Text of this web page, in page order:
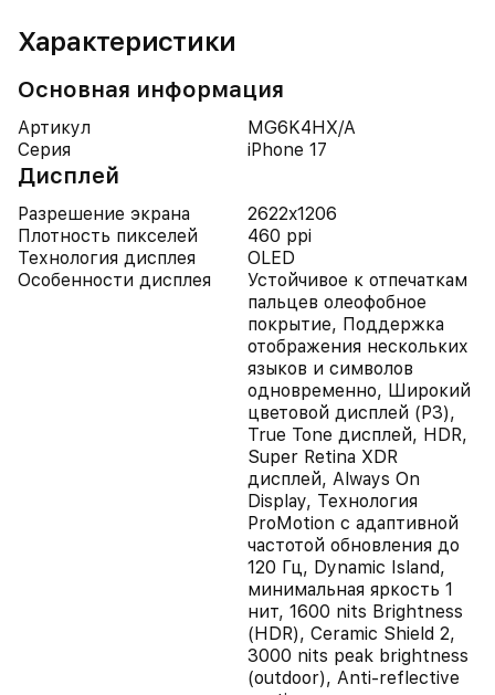
Характеристики
Основная информация
Артикул
MG6K4HX/A
Серия
iPhone 17
Дисплей
Разрешение экрана
2622x1206
Плотность пикселей
460 ppi
Технология дисплея
OLED
Особенности дисплея
Устойчивое к отпечаткам
пальцев олеофобное
покрытие, Поддержка
отображения нескольких
языков и символов
одновременно, Широкий
цветовой дисплей (P3),
True Tone дисплей, HDR,
Super Retina XDR
дисплей, Always On
Display, Технология
ProMotion с адаптивной
частотой обновления до
120 Гц, Dynamic Island,
минимальная яркость 1
нит, 1600 nits Brightness
(HDR), Ceramic Shield 2,
3000 nits peak brightness
(outdoor), Anti-reflective